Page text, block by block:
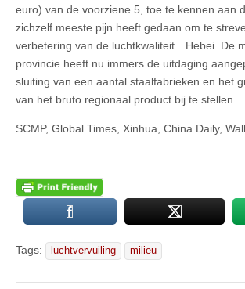
euro) van de voorziene 5, toe te kennen aan
zichzelf meeste pijn heeft gedaan om te
verbetering van de luchtkwaliteit…Hebei. De
provincie heeft nu immers de uitdaging
sluiting van een aantal staalfabrieken en het
van het bruto regionaal product bij te stellen.
SCMP, Global Times, Xinhua, China Daily,
Tags: luchtvervuiling milieu